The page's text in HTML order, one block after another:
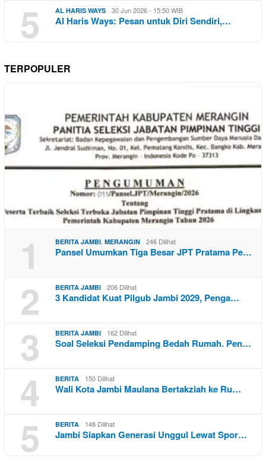
5
AL HARIS WAYS 30 Jun 2026 - 15:50 WIB
Al Haris Ways: Pesan untuk Diri Sendiri,…
TERPOPULER
1 BERITA JAMBI MERANGIN 246 Dilihat
Pansel Umumkan Tiga Besar JPT Pratama Pe…
2 BERITA JAMBI 206 Dilihat
3 Kandidat Kuat Pilgub Jambi 2029, Penga…
3 BERITA JAMBI 162 Dilihat
Soal Seleksi Pendamping Bedah Rumah. Pen…
4 BERITA 150 Dilihat
Wali Kota Jambi Maulana Bertakziah ke Ru…
5 BERITA 148 Dilihat
Jambi Siapkan Generasi Unggul Lewat Spor…